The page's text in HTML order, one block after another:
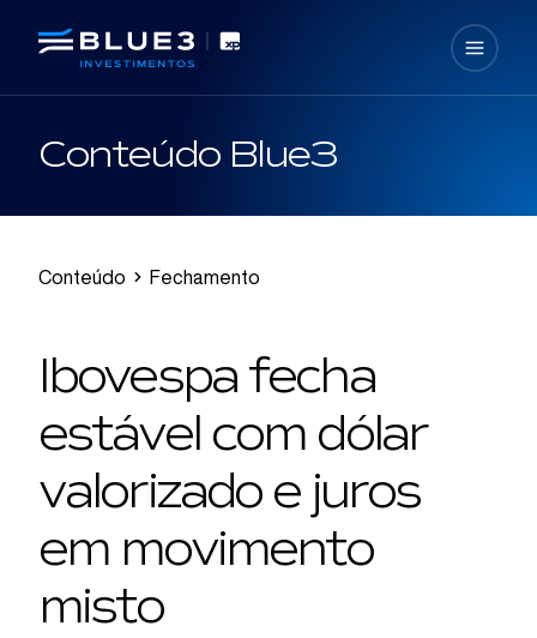
Conteúdo Blue3
Conteúdo Fechamento
Ibovespa fecha
estável com dólar
valorizado e juros
em movimento
misto